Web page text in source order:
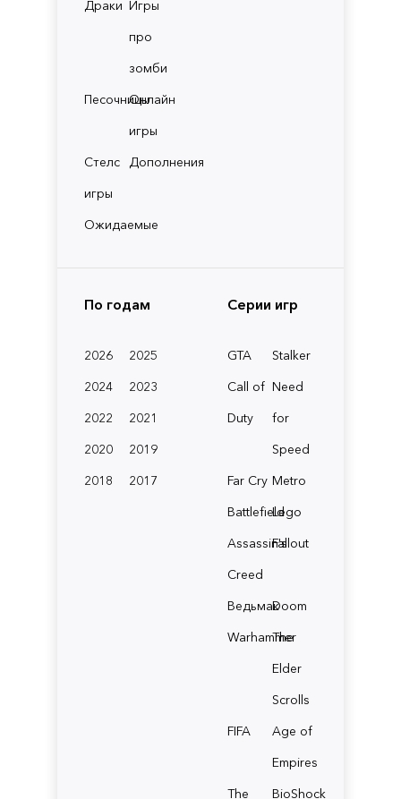
Драки Игры
про
зомби
ПесочницыОнлайн
игры
Стелс
игры
Дополнения
Ожидаемые
По годам
2026
2025
2024
2023
2022
2021
2020
2019
2018
2017
Серии игр
GTA
Stalker
Call of
Duty
Need
for
Speed
Far Cry Metro
BattlefieldLego
Assassin's
Creed
Fallout
ВедьмакDoom
Warhammer
The
Elder
Scrolls
FIFA
Age of
Empires
The
BioShock